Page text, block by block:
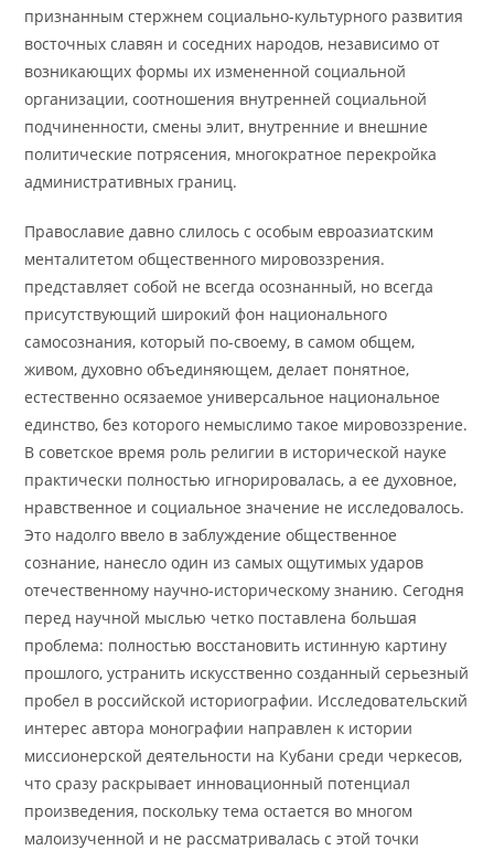
признанным стержнем социально-культурного развития
восточных славян и соседних народов, независимо от
возникающих формы их измененной социальной
организации, соотношения внутренней социальной
подчиненности, смены элит, внутренние и внешние
политические потрясения, многократное перекройка
административных границ.
Православие давно слилось с особым евроазиатским
менталитетом общественного мировоззрения.
представляет собой не всегда осознанный, но всегда
присутствующий широкий фон национального
самосознания, который по-своему, в самом общем,
живом, духовно объединяющем, делает понятное,
естественно осязаемое универсальное национальное
единство, без которого немыслимо такое мировоззрение.
В советское время роль религии в исторической науке
практически полностью игнорировалась, а ее духовное,
нравственное и социальное значение не исследовалось.
Это надолго ввело в заблуждение общественное
сознание, нанесло один из самых ощутимых ударов
отечественному научно-историческому знанию. Сегодня
перед научной мыслью четко поставлена ​​большая
проблема: полностью восстановить истинную картину
прошлого, устранить искусственно созданный серьезный
пробел в российской историографии. Исследовательский
интерес автора монографии направлен к истории
миссионерской деятельности на Кубани среди черкесов,
что сразу раскрывает инновационный потенциал
произведения, поскольку тема остается во многом
малоизученной и не рассматривалась с этой точки